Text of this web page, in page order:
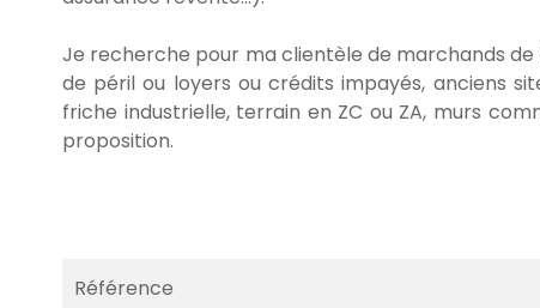
Je recherche pour ma clientèle de marchands de
de péril ou loyers ou crédits impayés, anciens
friche industrielle, terrain en ZC ou ZA, murs
proposition.
Référence